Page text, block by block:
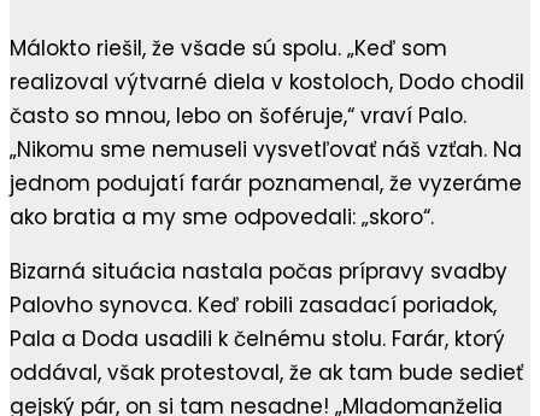
Málokto riešil, že všade sú spolu. „Keď som
realizoval výtvarné diela v kostoloch, Dodo chodil
často so mnou, lebo on šoféruje,“ vraví Palo.
„Nikomu sme nemuseli vysvetľovať náš vzťah. Na
jednom podujatí farár poznamenal, že vyzeráme
ako bratia a my sme odpovedali: „skoro“.
Bizarná situácia nastala počas prípravy svadby
Palovho synovca. Keď robili zasadací poriadok,
Pala a Doda usadili k čelnému stolu. Farár, ktorý
oddával, však protestoval, že ak tam bude sedieť
gejský pár, on si tam nesadne! „Mladomanželia